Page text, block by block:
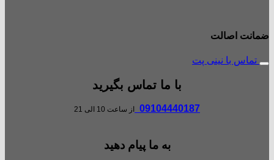
ضمانت اصالت
تماس با نینی پت
با ما تماس بگیرید
09104440187 از ساعت 10 الی 21
به ما پیام دهید